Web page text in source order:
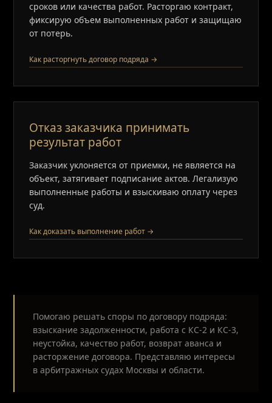
сроков или качества работ. Расторгаю контракт,
фиксирую объем выполненных работ и защищаю
от потерь.
Как расторгнуть договор подряда →
Отказ заказчика принимать
результат работ
Заказчик уклоняется от приемки, не является на
объект, затягивает подписание актов. Легализую
выполненные работы и взыскиваю оплату через
суд.
Как доказать выполнение работ →
Помогаю решать споры по договору подряда:
взыскание задолженности, работа с КС‑2 и КС‑3,
неустойка, качество работ, возврат аванса и
расторжение договора. Представляю интересы
в арбитражных судах Москвы и области.